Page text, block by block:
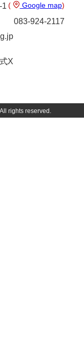
1 ( Google map)
083-924-2117
X
rights reserved.